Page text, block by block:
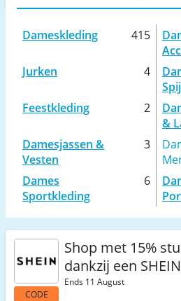
Dameskleding 415
Jurken 4
Feestkleding 2
&
Damesjassen &
Vesten
3
Dames
Sportkleding
6
CODE
Shop met 15%
dankzij een
Ends 11 August